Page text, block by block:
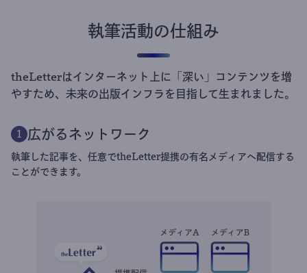
執筆活動の仕組み
theLetterはインターネット上に「深い」コンテンツを増
やすため、未来の出版インフラを目指して生まれました。
1 広がるネットワーク
執筆した記事を、任意でtheLetter提携の有名メディアへ配信する
ことができます。